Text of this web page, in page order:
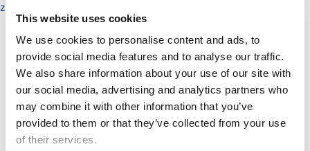
This website uses cookies
We use cookies to personalise content and ads, to
provide social media features and to analyse our traffic.
We also share information about your use of our site with
our social media, advertising and analytics partners who
may combine it with other information that you’ve
provided to them or that they’ve collected from your use
of their services.
z
An Bealach is Dealraithí a Roghnófar 2019
Thug MetroLink faoi chomhairliúchán poiblí ar an Rogha
Bealaigh i rith tréimhse ocht seachtaine ón26 Márta 2019 go
dtí an 21 Bealtaine 2019. D’fhreastail breis agus 1,000 duine ar
na cúig imeacht phoiblí a cuireadh ar bun ag príomhláithreacha
feadh an bhealaigh.
Fuarthas breis agus 2,000 aighneacht ar ríomhphost, sa phost